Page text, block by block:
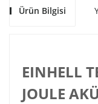
Ürün Bilgisi
EINHELL
JOULE